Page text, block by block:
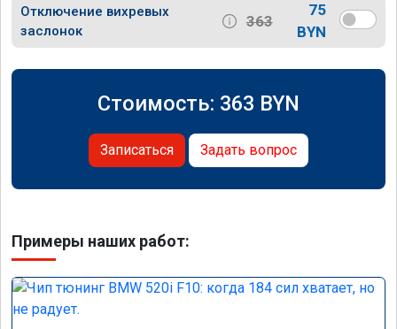
Отключение вихревых
заслонок
363
75
BYN
Стоимость: 363 BYN
Записаться Задать вопрос
Примеры наших работ: